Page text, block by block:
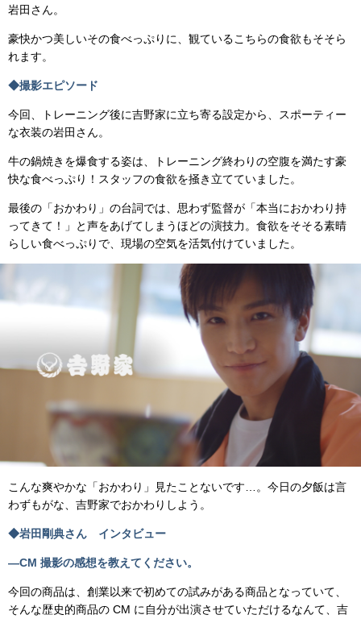
岩田さん。
豪快かつ美しいその食べっぷりに、観ているこちらの食欲もそそら
れます。
◆撮影エピソード
今回、トレーニング後に吉野家に立ち寄る設定から、スポーティー
な衣装の岩田さん。
牛の鍋焼きを爆食する姿は、トレーニング終わりの空腹を満たす豪
快な食べっぷり！スタッフの食欲を掻き立てていました。
最後の「おかわり」の台詞では、思わず監督が「本当におかわり持
ってきて！」と声をあげてしまうほどの演技力。食欲をそそる素晴
らしい食べっぷりで、現場の空気を活気付けていました。
こんな爽やかな「おかわり」見たことないです…。今日の夕飯は言
わずもがな、吉野家でおかわりしよう。
◆岩田剛典さん インタビュー
―CM 撮影の感想を教えてください。
今回の商品は、創業以来で初めての試みがある商品となっていて、
そんな歴史的商品の CM に自分が出演させていただけるなんて、吉